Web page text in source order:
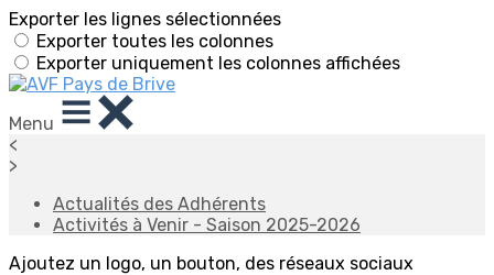
Exporter les lignes sélectionnées
Exporter toutes les colonnes
Exporter uniquement les colonnes affichées
Menu
<
>
Actualités des Adhérents
Activités à Venir - Saison 2025-2026
Ajoutez un logo, un bouton, des réseaux sociaux